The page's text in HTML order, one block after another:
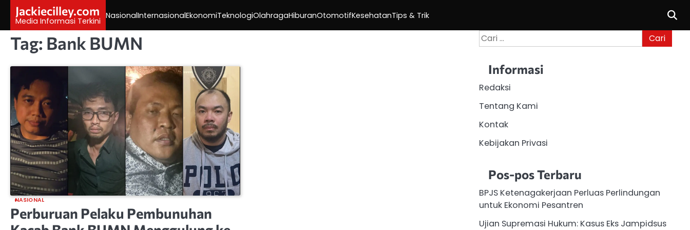
content
Jackiecilley.com
Media Informasi Terkini
NasionalInternasionalEkonomiTeknologiOlahragaHiburanOtomotifKesehatanTips & Trik
Tag: Bank BUMN
NASIONAL
Perburuan Pelaku Pembunuhan
Cari
untuk:
Informasi
Redaksi
Tentang Kami
Kontak
Kebijakan Privasi
Pos-pos Terbaru
BPJS Ketenagakerjaan Perluas Perlindungan
untuk Ekonomi Pesantren
Ujian Supremasi Hukum: Kasus Eks Jampidsus